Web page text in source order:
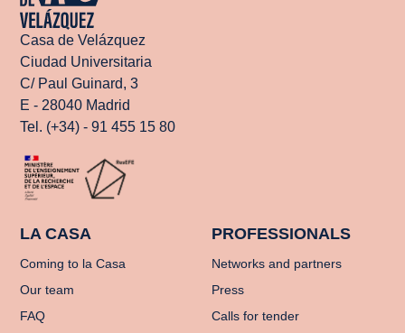
Casa de Velázquez
Ciudad Universitaria
C/ Paul Guinard, 3
E - 28040 Madrid
Tel. (+34) - 91 455 15 80
LA CASA
Coming to la Casa
Our team
FAQ
PROFESSIONALS
Networks and partners
Press
Calls for tender